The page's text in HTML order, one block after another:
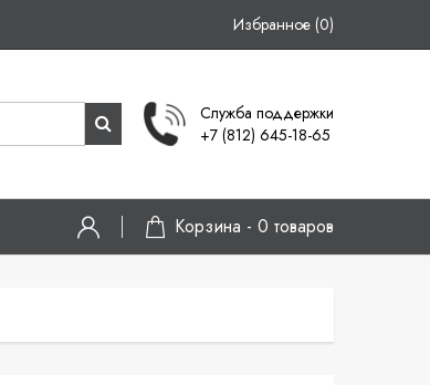
Избранное (0)
Служба поддержки
+7 (812) 645-18-65
Корзина - 0 товаров